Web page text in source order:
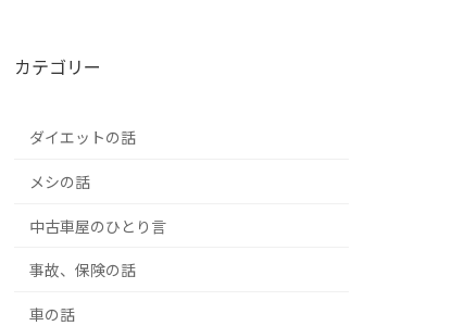
カテゴリー
ダイエットの話
メシの話
中古車屋のひとり言
事故、保険の話
車の話